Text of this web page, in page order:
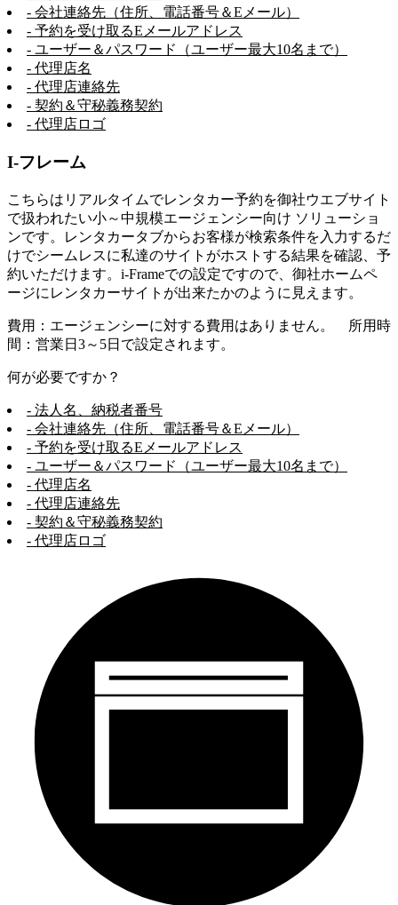
- 会社連絡先（住所、電話番号＆Eメール）
- 予約を受け取るEメールアドレス
- ユーザー＆パスワード（ユーザー最大10名まで）
- 代理店名
- 代理店連絡先
- 契約＆守秘義務契約
- 代理店ロゴ
I-フレーム
こちらはリアルタイムでレンタカー予約を御社ウエブサイト
で扱われたい小～中規模エージェンシー向け ソリューショ
ンです。レンタカータブからお客様が検索条件を入力するだ
けでシームレスに私達のサイトがホストする結果を確認、予
約いただけます。i-Frameでの設定ですので、御社ホームペ
ージにレンタカーサイトが出来たかのように見えます。
費用：エージェンシーに対する費用はありません。 所用時
間：営業日3～5日で設定されます。
何が必要ですか？
- 法人名、納税者番号
- 会社連絡先（住所、電話番号＆Eメール）
- 予約を受け取るEメールアドレス
- ユーザー＆パスワード（ユーザー最大10名まで）
- 代理店名
- 代理店連絡先
- 契約＆守秘義務契約
- 代理店ロゴ